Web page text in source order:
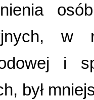
w
i
był